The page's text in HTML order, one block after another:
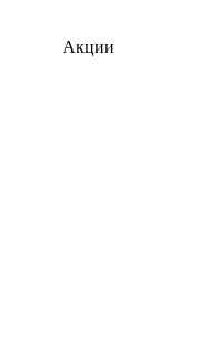
Акции